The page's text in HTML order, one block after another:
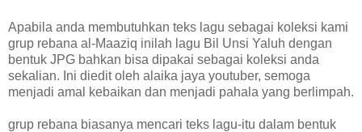
Apabila anda membutuhkan teks lagu sebagai koleksi kami
grup rebana al-Maaziq inilah lagu Bil Unsi Yaluh dengan
bentuk JPG bahkan bisa dipakai sebagai koleksi anda
sekalian. Ini diedit oleh alaika jaya youtuber, semoga
menjadi amal kebaikan dan menjadi pahala yang berlimpah.
grup rebana biasanya mencari teks lagu-itu dalam bentuk